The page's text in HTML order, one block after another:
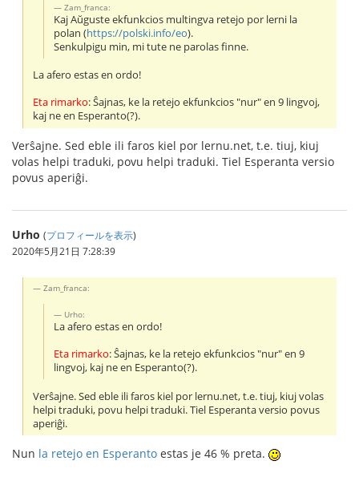
Zam_franca:
Kaj Aŭguste ekfunkcios multingva retejo por lerni la
polan (https://polski.info/eo).
Senkulpigu min, mi tute ne parolas finne.
La afero estas en ordo!
Eta rimarko: Ŝajnas, ke la retejo ekfunkcios "nur" en 9 lingvoj,
kaj ne en Esperanto(?).
Verŝajne. Sed eble ili faros kiel por lernu.net, t.e. tiuj, kiuj
volas helpi traduki, povu helpi traduki. Tiel Esperanta versio
povus aperiĝi.
Urho (プロフィールを表示)
2020年5月21日 7:28:39
Zam_franca:
Urho:
La afero estas en ordo!
Eta rimarko: Ŝajnas, ke la retejo ekfunkcios "nur" en 9
lingvoj, kaj ne en Esperanto(?).
Verŝajne. Sed eble ili faros kiel por lernu.net, t.e. tiuj, kiuj volas
helpi traduki, povu helpi traduki. Tiel Esperanta versio povus
aperiĝi.
Nun la retejo en Esperanto estas je 46 % preta.